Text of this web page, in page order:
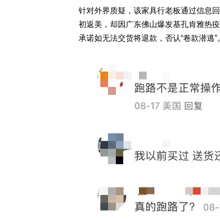
针对外界质疑，该家具行老板通过信息
初返美，却因广东佛山爆发基孔肯雅热
承诺如无法交货将退款，否认“卷款潜逃”